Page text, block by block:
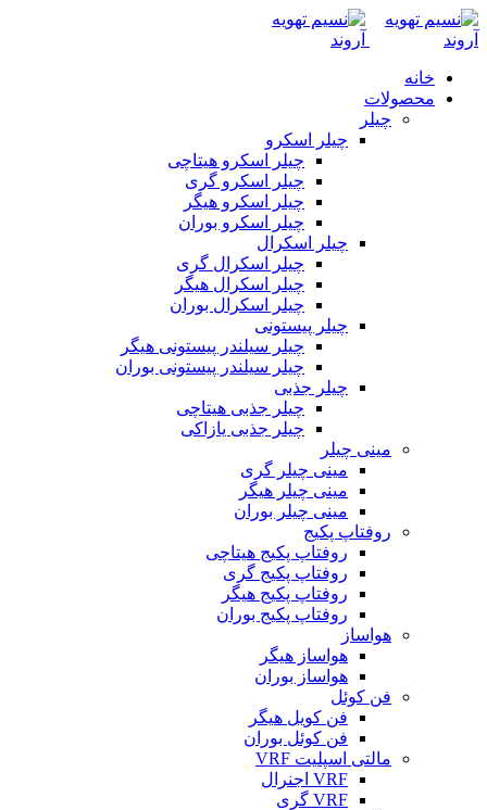
خانه
محصولات
چیلر
چیلر اسکرو
چیلر اسکرو هیتاچی
چیلر اسکرو گری
چیلر اسکرو هیگر
چیلر اسکرو بوران
چیلر اسکرال
چیلر اسکرال گری
چیلر اسکرال هیگر
چیلر اسکرال بوران
چیلر پیستونی
چیلر سیلندر پیستونی هیگر
چیلر سیلندر پیستونی بوران
چیلر جذبی
چیلر جذبی هیتاچی
چیلر جذبی یازاکی
مینی چیلر
مینی چیلر گری
مینی چیلر هیگر
مینی چیلر بوران
روفتاپ پکیج
روفتاپ پکیج هیتاچی
روفتاپ پکیج گری
روفتاپ پکیج هیگر
روفتاپ پکیج بوران
هواساز
هواساز هیگر
هواساز بوران
فن کوئل
فن کویل هیگر
فن کوئل بوران
مالتی اسپلیت VRF
VRF اجنرال
VRF گری